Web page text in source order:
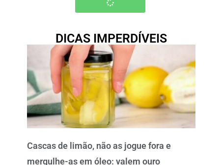
DICAS IMPERDÍVEIS
Cascas de limão, não as jogue fora e
mergulhe-as em óleo: valem ouro